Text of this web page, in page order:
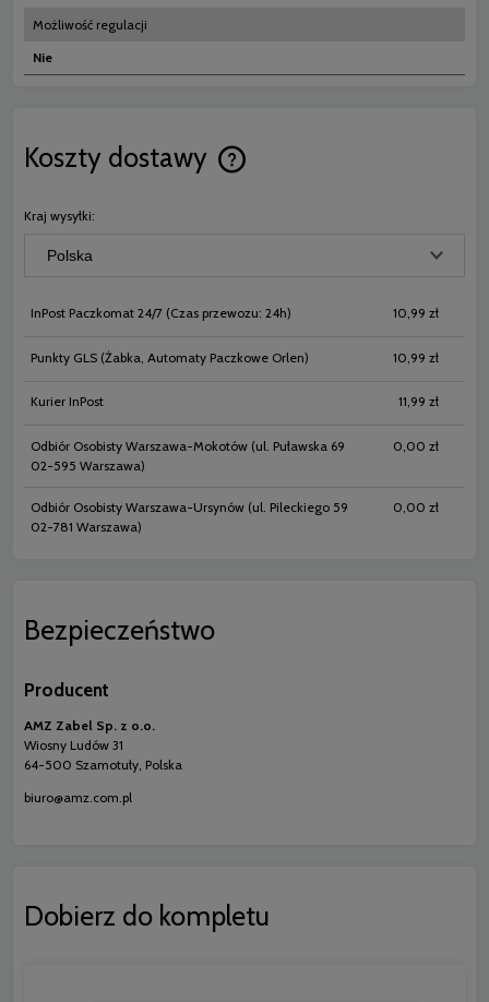
Możliwość regulacji
Nie
Koszty dostawy
Cena nie zawiera ewentualnych
Kraj wysyłki:
InPost Paczkomat 24/7 (Czas przewozu: 24h) 10,99 zł
Punkty GLS (Żabka, Automaty Paczkowe Orlen) 10,99 zł
Kurier InPost 11,99 zł
Odbiór Osobisty Warszawa-Mokotów (ul. Puławska 69
02-595 Warszawa)
0,00 zł
Odbiór Osobisty Warszawa-Ursynów (ul. Pileckiego 59
02-781 Warszawa)
0,00 zł
Bezpieczeństwo
Producent
AMZ Zabel Sp. z o.o.
Wiosny Ludów 31
64-500 Szamotuły, Polska
biuro@amz.com.pl
Dobierz do kompletu